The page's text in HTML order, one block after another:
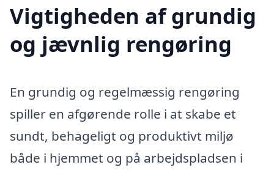
Vigtigheden af grundig
og jævnlig rengøring
En grundig og regelmæssig rengøring
spiller en afgørende rolle i at skabe et
sundt, behageligt og produktivt miljø
både i hjemmet og på arbejdspladsen i